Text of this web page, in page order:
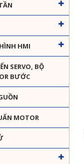
HMI
SERVO, BỘ
BƯỚC
MOTOR